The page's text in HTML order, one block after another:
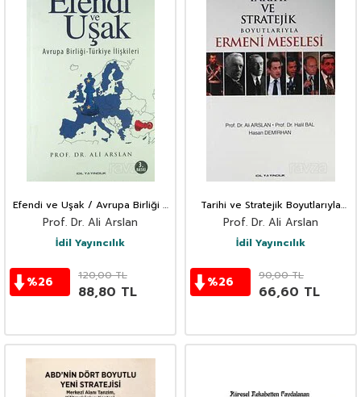
Efendi ve Uşak / Avrupa Birliği -
Türkiye İlişkileri
Prof. Dr. Ali Arslan
İdil Yayıncılık
%26 120,00TL
88,80 TL
Tarihi ve Stratejik Boyutlarıyla
Ermeni Meselesi
Prof. Dr. Ali Arslan
İdil Yayıncılık
%26 90,00TL
66,60 TL